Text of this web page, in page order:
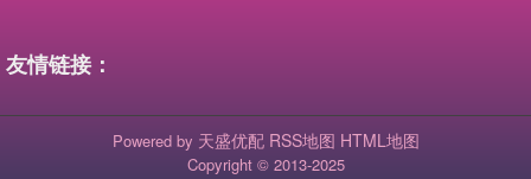
友情链接：
Powered by 天盛优配 RSS地图 HTML地图
Copyright © 2013-2025